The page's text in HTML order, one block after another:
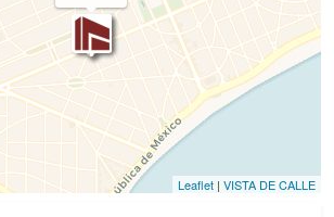
Leaflet | VISTA DE CALLE